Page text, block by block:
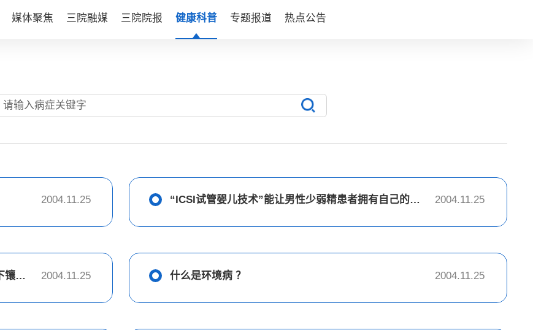
媒体聚焦 三院融媒 三院院报 健康科普 专题报道 热点公告
2004.11.25 “ICSI试管婴儿技术”能让男性少弱精患者拥有自己的亲骨肉 2004.11.25
活动假牙与固定假牙之间有什么区别，什么情况下镶活动假牙，什么情况下镶固定假牙？ 2004.11.25 什么是环境病 ？ 2004.11.25